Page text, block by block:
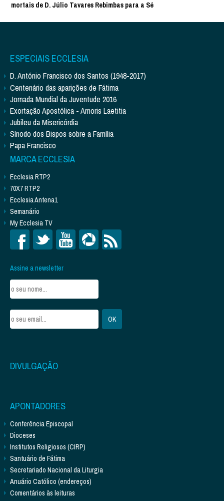
mortais de D. Júlio Tavares Rebimbas para a Sé
ESPECIAIS ECCLESIA
D. António Francisco dos Santos (1948-2017)
Centenário das aparições de Fátima
Jornada Mundial da Juventude 2016
Exortação Apostólica - Amoris Laetitia
Jubileu da Misericórdia
Sínodo dos Bispos sobre a Família
Papa Francisco
MARCA ECCLESIA
Ecclesia RTP2
70X7 RTP2
Ecclesia Antena1
Semanário
My Ecclesia TV
Assine a newsletter
DIVULGAÇÃO
APONTADORES
Conferência Episcopal
Dioceses
Institutos Religiosos (CIRP)
Santuário de Fátima
Secretariado Nacional da Liturgia
Anuário Católico (endereços)
Comentários às leituras